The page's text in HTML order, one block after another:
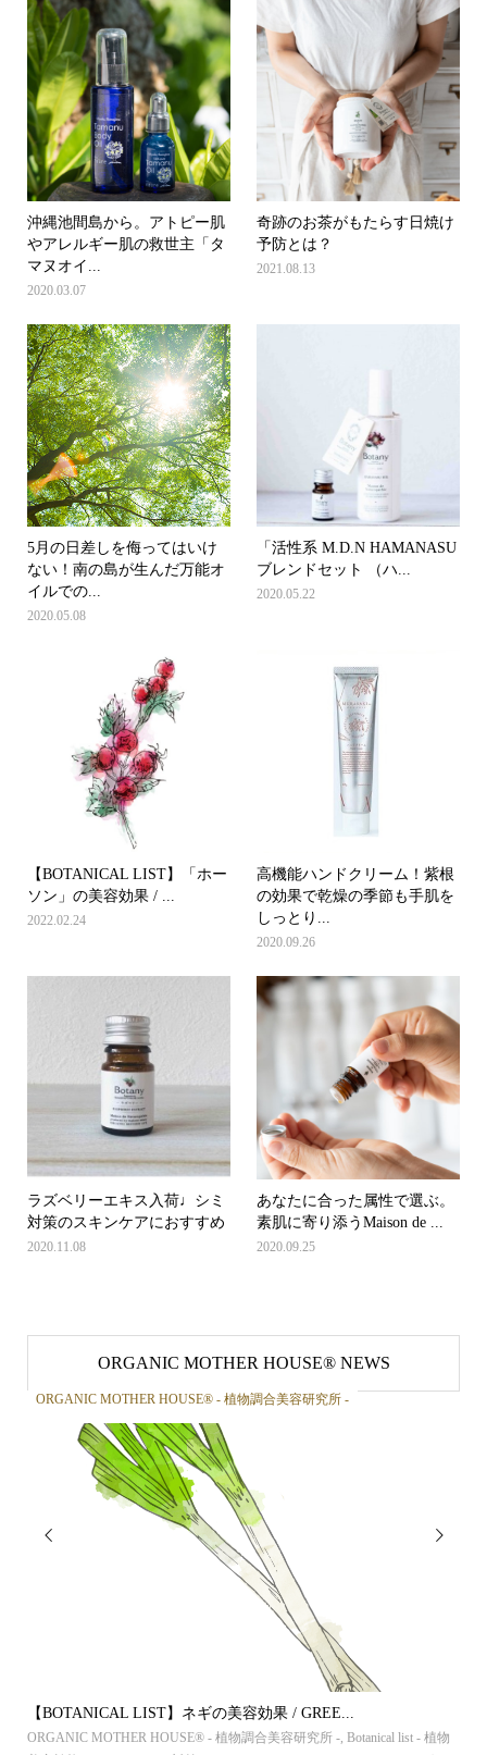
沖縄池間島から。アトピー肌
やアレルギー肌の救世主「タ
マヌオイ...
2020.03.07
奇跡のお茶がもたらす日焼け
予防とは？
2021.08.13
5月の日差しを侮ってはいけ
ない！南の島が生んだ万能オ
イルでの...
2020.05.08
「活性系 M.D.N HAMANASU
ブレンドセット （ハ...
2020.05.22
【BOTANICAL LIST】「ホー
ソン」の美容効果 / ...
2022.02.24
高機能ハンドクリーム！紫根
の効果で乾燥の季節も手肌を
しっとり...
2020.09.26
ラズベリーエキス入荷♩シミ
対策のスキンケアにおすすめ
2020.11.08
あなたに合った属性で選ぶ。
素肌に寄り添うMaison de ...
2020.09.25
ORGANIC MOTHER HOUSE®︎ NEWS

【BOTANICAL LIST】ネギの美容効果 / GREE...
ORGANIC MOTHER HOUSE®︎ - 植物調合美容研究所 -, Botanical list - 植物
ORGANIC MOTHER HOUSE®︎ - 植物調合美容研究所 -
